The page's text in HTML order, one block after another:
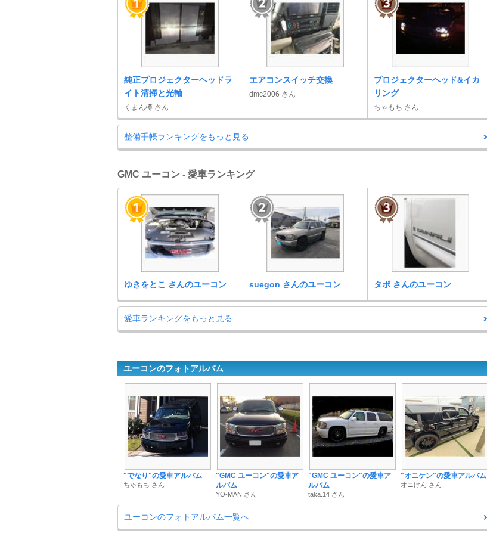
純正プロジェクターヘッドラ
イト清掃と光軸
くまん樽 さん
エアコンスイッチ交換
dmc2006 さん
プロジェクターヘッド&イカ
リング
ちゃもち さん
整備手帳ランキングをもっと見る
GMC ユーコン - 愛車ランキング
ゆきをとこ さんのユーコン suegon さんのユーコン タポ さんのユーコン
愛車ランキングをもっと見る
ユーコンのフォトアルバム
"でなり"の愛車アルバム
ちゃもち さん
"GMC ユーコン"の愛車ア
ルバム
YO-MAN さん
"GMC ユーコン"の愛車ア
ルバム
taka.14 さん
"オニケン"の愛車アルバム
オニけん さん
ユーコンのフォトアルバム一覧へ